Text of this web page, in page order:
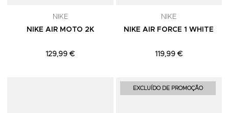
NIKE
NIKE AIR MOTO 2K
129,99 €
NIKE
NIKE AIR FORCE 1 WHITE
119,99 €
Adicionar aos Favoritos
EXCLUÍDO DE PROMOÇÃO